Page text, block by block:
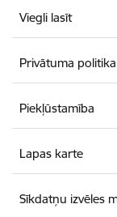
Viegli lasīt
Privātuma politika
Piekļūstamība
Lapas karte
Sīkdatņu izvēles